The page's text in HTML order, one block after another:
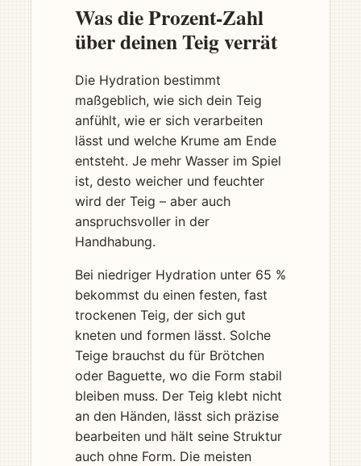
Was die Prozent-Zahl
über deinen Teig verrät
Die Hydration bestimmt
maßgeblich, wie sich dein Teig
anfühlt, wie er sich verarbeiten
lässt und welche Krume am Ende
entsteht. Je mehr Wasser im Spiel
ist, desto weicher und feuchter
wird der Teig – aber auch
anspruchsvoller in der
Handhabung.
Bei niedriger Hydration unter 65 %
bekommst du einen festen, fast
trockenen Teig, der sich gut
kneten und formen lässt. Solche
Teige brauchst du für Brötchen
oder Baguette, wo die Form stabil
bleiben muss. Der Teig klebt nicht
an den Händen, lässt sich präzise
bearbeiten und hält seine Struktur
auch ohne Form. Die meisten